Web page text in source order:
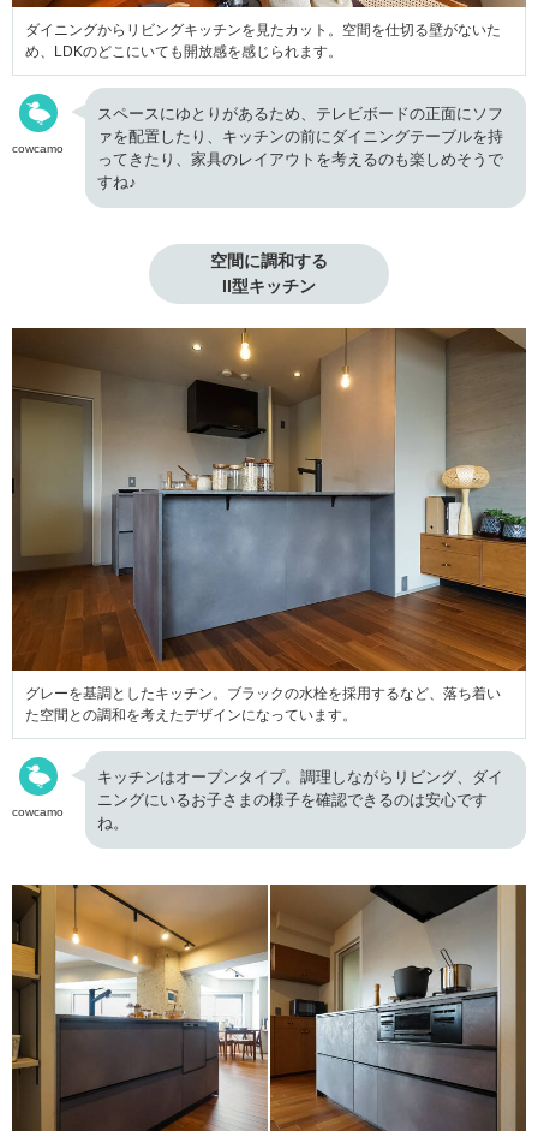
ダイニングからリビングキッチンを見たカット。空間を仕切る壁がないた
め、LDKのどこにいても開放感を感じられます。
cowcamo
スペースにゆとりがあるため、テレビボードの正面にソフ
ァを配置したり、キッチンの前にダイニングテーブルを持
ってきたり、家具のレイアウトを考えるのも楽しめそうで
すね♪
空間に調和する
II型キッチン
グレーを基調としたキッチン。ブラックの水栓を採用するなど、落ち着い
た空間との調和を考えたデザインになっています。
cowcamo
キッチンはオープンタイプ。調理しながらリビング、ダイ
ニングにいるお子さまの様子を確認できるのは安心です
ね。